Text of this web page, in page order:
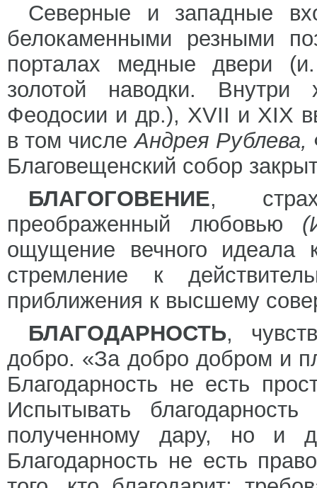
Северные и западные
белокаменными резными
порталах медные двери
золотой наводки.
Феодосии и др.), XVII и XIX
в том числеАндрея Рублева,
Благовещенский собор
БЛАГОГОВЕНИЕ,
преображенный любовью
ощущение вечного идеала
стремление к
приближения к высшему
БЛАГОДАРНОСТЬ,
добро. «За добро добром и
Благодарность не есть
Испытывать
полученному дару, но и
Благодарность не есть